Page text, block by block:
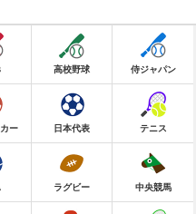
高校野球 侍ジャパン
ー 日本代表 テニス
ラグビー 中央競馬